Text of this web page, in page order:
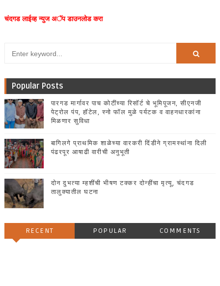
चंदगड लाईव्ह न्युज अॅप डाउनलोड करा
Popular Posts
पारगड मार्गावर पाच कोटींच्या रिसॉर्ट चे भूमिपूजन, सीएनजी
पेट्रोल पंप, हॉटेल, स्नो फॉल मुळे पर्यटक व वाहनधारकांना
मिळणार सुविधा
बागिलगे प्राथमिक शाळेच्या वारकरी दिंडीने ग्रामस्थांना दिली
पंढरपूर आषाढी वारीची अनुभूती
दोन दुभत्या म्हशींची भीषण टक्कर दोन्हींचा मृत्यू, चंदगड
तालुक्यातील घटना
RECENT POPULAR COMMENTS